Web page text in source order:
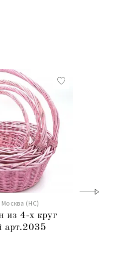
(НС)
из 4-х круг
арт.2035